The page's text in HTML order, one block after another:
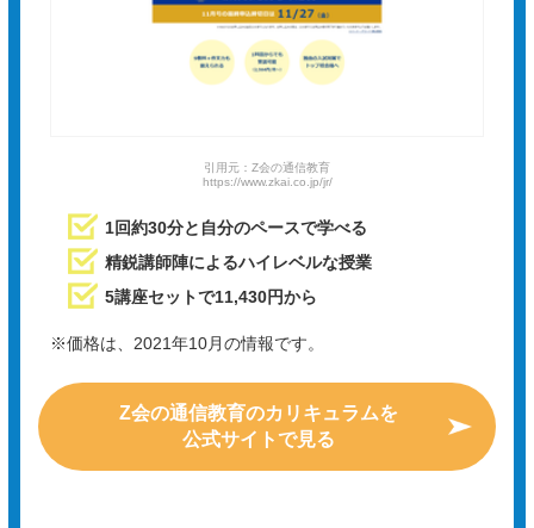
引用元：Z会の通信教育
https://www.zkai.co.jp/jr/
1回約30分と自分のペースで学べる
精鋭講師陣によるハイレベルな授業
5講座セットで11,430円から
※価格は、2021年10月の情報です。
Z会の通信教育のカリキュラムを
公式サイトで見る